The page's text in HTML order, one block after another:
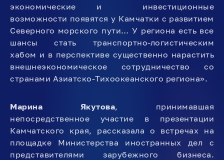
экономические и инвестиционные
возможности появятся у Камчатки с развитием
Северного морского пути… У региона есть все
шансы стать транспортно-логистическим
хабом и в перспективе существенно нарастить
внешнеэкономическое сотрудничество со
странами Азиатско-Тихоокеанского региона».
Марина Якутова, принимавшая
непосредственное участие в презентации
Камчатского края, рассказала о встречах на
площадке Министерства иностранных дел с
представителями зарубежного бизнеса.